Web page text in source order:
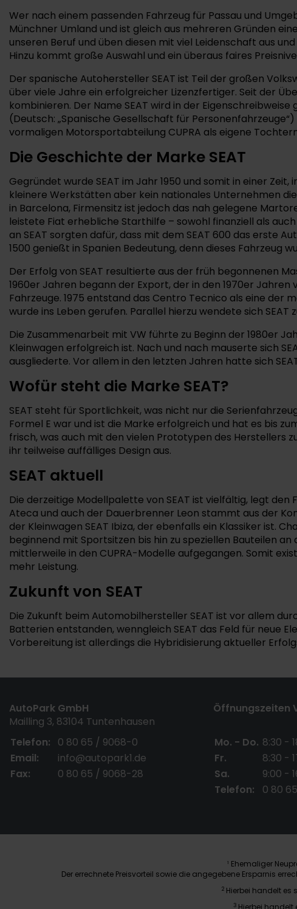
Wer nach einem passenden Fahrzeug für Passau und
Münchner Umland und ist gleich aus mehreren Gründen
unseren Beruf und üben diesen mit viel Leidenschaft aus
Hinzu kommt große Auswahl und ein überaus faires
Der spanische Autohersteller SEAT ist Teil der großen
über viele Jahre ein erfolgreicher Lizenzfertiger. Seit der
kombinieren. Der Name SEAT wird in der
(Deutsch: „Spanische Gesellschaft für
vormaligen Motorsportabteilung CUPRA als eigene
Die Geschichte der Marke SEAT
Gegründet wurde SEAT im Jahr 1950 und somit in einer
kleinere Werkstätten aber kein nationales Unternehmen
in Barcelona, Firmensitz ist jedoch das nah gelegene
leistete Fiat erhebliche Starthilfe – sowohl finanziell als
an SEAT sorgten dafür, dass mit dem SEAT 600 das erste
1500 genießt in Spanien Bedeutung, denn dieses Fahrzeug
Der Erfolg von SEAT resultierte aus der früh begonnenen
1960er Jahren begann der Export, der in den 1970er
Fahrzeuge. 1975 entstand das Centro Tecnico als eine
wurde ins Leben gerufen. Parallel hierzu wendete sich
Die Zusammenarbeit mit VW führte zu Beginn der 1980er
Kleinwagen erfolgreich ist. Nach und nach mauserte sich
ausgliederte. Vor allem in den letzten Jahren hatte sich
Wofür steht die Marke SEAT?
SEAT steht für Sportlichkeit, was nicht nur die
Formel E war und ist die Marke erfolgreich und hat es bis
frisch, was auch mit den vielen Prototypen des Herstellers
ihr teilweise auffälliges Design aus.
SEAT aktuell
Die derzeitige Modellpalette von SEAT ist vielfältig, legt
Ateca und auch der Dauerbrenner Leon stammt aus der
der Kleinwagen SEAT Ibiza, der ebenfalls ein Klassiker ist.
beginnend mit Sportsitzen bis hin zu speziellen Bauteilen
mittlerweile in den CUPRA-Modelle aufgegangen. Somit
mehr Leistung.
Zukunft von SEAT
Die Zukunft beim Automobilhersteller SEAT ist vor allem
Batterien entstanden, wenngleich SEAT das Feld für neue
Vorbereitung ist allerdings die Hybridisierung aktueller
AutoPark GmbH
Mailling 3, 83104 Tuntenhausen
Telefon:
0 80 65 / 9068-0
Email:
info@autopark1.de
Fax:
0 80 65 / 9068-28
Öffnungszeiten
Mo. - Do. 8:30 -
Fr.
8:30 -
Sa.
9:00 -
Telefon:
0 80
1 Ehemaliger
Der errechnete Preisvorteil sowie die angegebene Ersparnis
2 Hierbei handelt es
3 Hierbei handelt